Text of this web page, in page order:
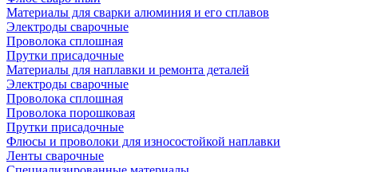
Материалы для сварки алюминия и его сплавов
Электроды сварочные
Проволока сплошная
Прутки присадочные
Материалы для наплавки и ремонта деталей
Электроды сварочные
Проволока сплошная
Проволока порошковая
Прутки присадочные
Флюсы и проволоки для износостойкой наплавки
Ленты сварочные